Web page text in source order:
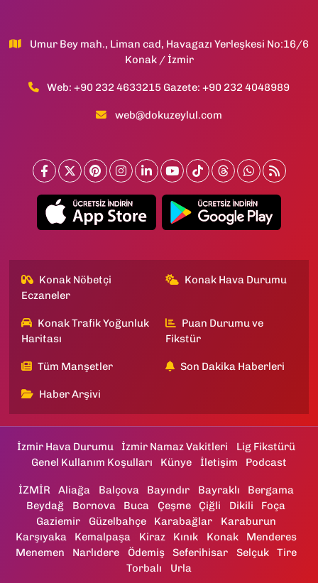
Umur Bey mah., Liman cad, Havagazı Yerleşkesi No:16/6
Konak / İzmir
Web: +90 232 4633215 Gazete: +90 232 4048989
web@dokuzeylul.com
Konak Nöbetçi
Eczaneler
Konak Hava Durumu
Konak Trafik Yoğunluk
Haritası
Puan Durumu ve
Fikstür
Tüm Manşetler Son Dakika Haberleri
Haber Arşivi
İzmir Hava Durumu İzmir Namaz Vakitleri
Lig Fikstürü
Genel Kullanım Koşulları
Künye İletişim Podcast
İZMİR Aliağa Balçova Bayındır Bayraklı
Bergama
Beydağ
Bornova Buca Çeşme Çiğli Dikili
Foça
Gaziemir
Güzelbahçe Karabağlar
Karaburun
Karşıyaka
Kemalpaşa Kiraz Kınık Konak
Menderes
Menemen
Narlıdere Ödemiş Seferihisar Selçuk
Tire
Torbalı
Urla